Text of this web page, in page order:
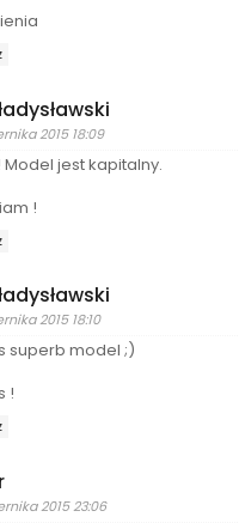
2015 18:09
Model jest kapitalny.
!
2015 18:10
superb model ;)
!
2015 23:06